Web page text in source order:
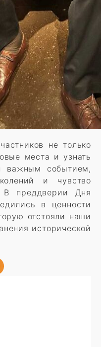
не только
места и узнать
важным событием,
и чувство
В преддверии Дня
в ценности
отстояли наши
исторической